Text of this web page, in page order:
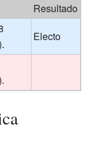
Resultado
Electo